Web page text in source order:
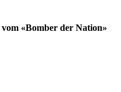
«Bomber der Nation»